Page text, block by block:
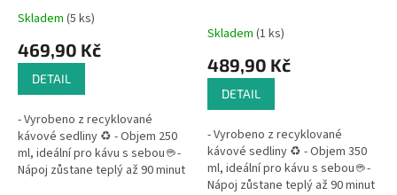
🌿
Průměrné
produktu
5
hvězdiček.
Skladem (5 ks)
469,90 Kč
DETAIL
- Vyrobeno z recyklované
kávové sedliny ♻️ - Objem 250
ml, ideální pro kávu s sebou ☕ -
Nápoj zůstane teplý až 90 minut
Skladem (1 ks)
489,90 Kč
DETAIL
- Vyrobeno z recyklované
kávové sedliny ♻️ - Objem 350
ml, ideální pro kávu s sebou ☕ -
Nápoj zůstane teplý až 90 minut